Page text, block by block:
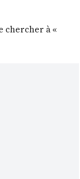
chercher à «